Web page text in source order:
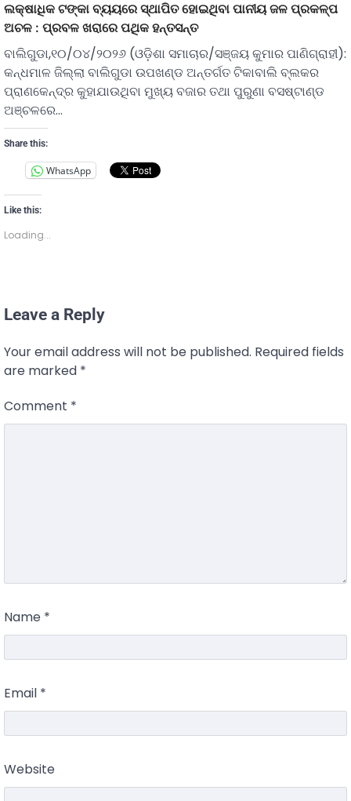
ଲକ୍ଷାଧିକ ଟଙ୍କା ବ୍ୟୟରେ ସ୍ଥାପିତ ହୋଇଥିବା ପାନୀୟ ଜଳ ପ୍ରକଳ୍ପ
ଅଚଳ : ପ୍ରବଳ ଖରାରେ ପଥିକ ହନ୍ତସନ୍ତ
ବାଲିଗୁଡା,୧୦/୦୪/୨୦୨୬ (ଓଡ଼ିଶା ସମାଚାର/ସଞ୍ଜୟ କୁମାର ପାଣିଗ୍ରାହୀ):
କନ୍ଧମାଳ ଜିଲ୍ଲା ବାଲିଗୁଡା ଉପଖଣ୍ଡ ଅନ୍ତର୍ଗତ ଟିକାବାଲି ବ୍ଲକର
ପ୍ରାଣକେନ୍ଦ୍ର କୁହାଯାଉଥିବା ମୁଖ୍ୟ ବଜାର ତଥା ପୁରୁଣା ବସଷ୍ଟାଣ୍ଡ
ଅଞ୍ଚଳରେ…
Share this:
WhatsApp
Like this:
Loading...
Leave a Reply
Your email address will not be published. Required fields
are marked *
Comment *
Name *
Email *
Website